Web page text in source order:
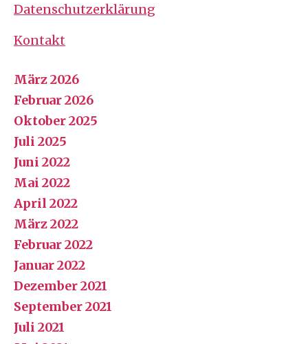
Datenschutzerklärung
Kontakt
März 2026
Februar 2026
Oktober 2025
Juli 2025
Juni 2022
Mai 2022
April 2022
März 2022
Februar 2022
Januar 2022
Dezember 2021
September 2021
Juli 2021